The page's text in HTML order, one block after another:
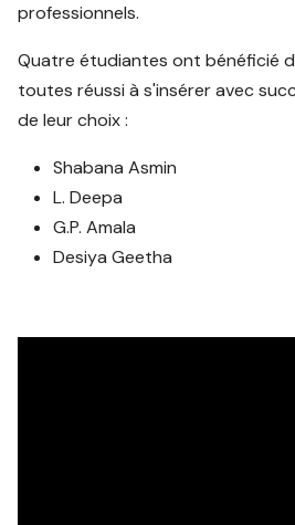
professionnels.
Quatre étudiantes ont bénéficié
toutes réussi à s'insérer avec
de leur choix :
Shabana Asmin
L. Deepa
G.P. Amala
Desiya Geetha